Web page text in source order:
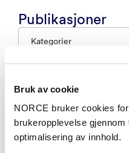
Bruk av cookie
NORCE bruker cookies
brukeropplevelse
optimalisering av innhold.
Publikasjoner
Kategorier
Vitenskapelig artikkel
Large regional
mass loss from Southern
meltwater feedbacks